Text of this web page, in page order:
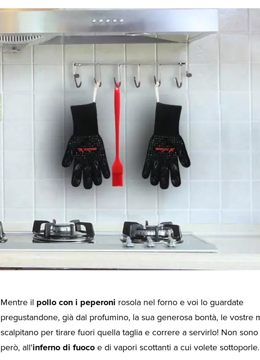
Mentre il pollo con i peperoni rosola nel forno e voi lo guardate
pregustandone, già dal profumino, la sua generosa bontà, le vostre
scalpitano per tirare fuori quella taglia e correre a servirlo! Non sono
però, all'inferno di fuoco e di vapori scottanti a cui volete sottoporle.